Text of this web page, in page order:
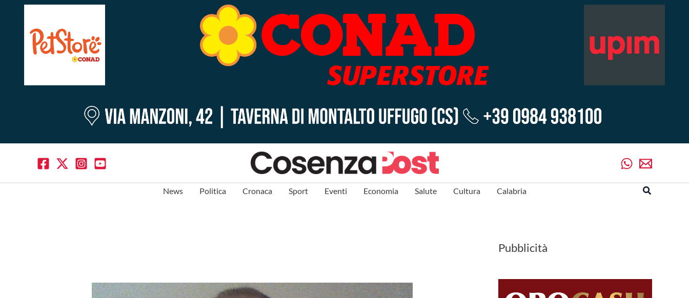
News Politica Cronaca Sport Eventi Economia Salute Cultura Calabria Cerca
Pubblicità